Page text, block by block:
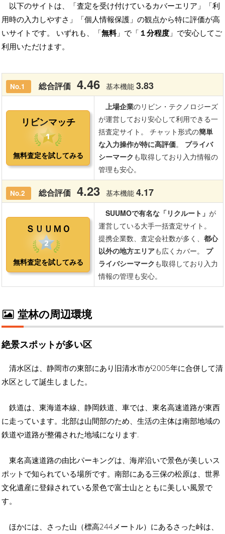
以下のサイトは、「査定を受け付けているカバーエリア」「利
用時の入力しやすさ」「個人情報保護」の観点から特に評価が高
いサイトです。 いずれも、「無料」で「 １分程度 」で安心してご
利用いただけます。
堂林の周辺環境
絶景スポットが多い区
清水区は、静岡市の東部にあり旧清水市が2005年に合併して清
水区として誕生しました。
鉄道は、東海道本線、静岡鉄道、車では、東名高速道路が東西
に走っています。北部は山間部のため、生活の主体は南部地域の
鉄道や道路が整備された地域になります.
東名高速道路の由比パーキングは、海岸沿いで景色が美しいス
ポットで知られている場所です。南部にある三保の松原は、世界
文化遺産に登録されている景色で富士山とともに美しい風景で
す。
ほかには、さった山（標高244メートル）にあるさった峠は、